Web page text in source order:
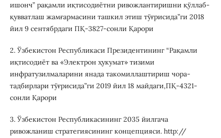
ишонч” рақамли иқтисодиётни ривожлантиришни қўллаб-
қувватлаш жамғармасини ташкил этиш тўғрисида”ги 2018
йил 9 сентябрдаги ПҚ-3827-сонли Қарори
2. Ўзбекистон Республикаси Президентининг “Рақамли
иқтисодиёт ва «Электрон ҳукумат» тизими
инфратузилмаларини янада такомиллаштириш чора-
тадбирлари тўғрисида”ги 2019 йил 18 майдаги,ПҚ-4321-
сонли Қарори
3. Ўзбекистон Республикасининг 2035 йилгача
ривожланиш стратегиясининг концепцияси. http://